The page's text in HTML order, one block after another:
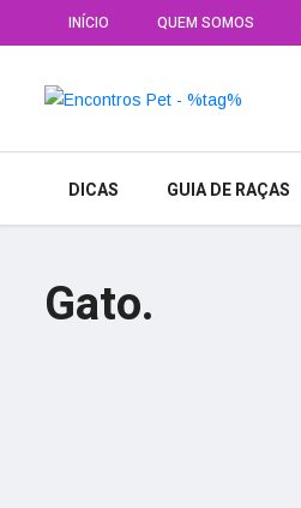
INÍCIO QUEM SOMOS
DICAS GUIA DE RAÇAS
Gato.